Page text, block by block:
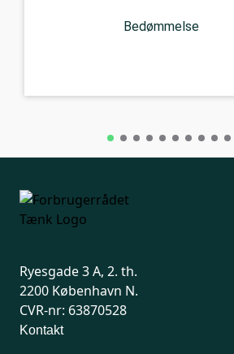
Bedømmelse
Ryesgade 3 A, 2. th.
2200 København N.
CVR-nr: 63870528
Kontakt